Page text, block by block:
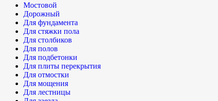
Мостовой
Дорожный
Для фундамента
Для стяжки пола
Для столбиков
Для полов
Для подбетонки
Для плиты перекрытия
Для отмостки
Для мощения
Для лестницы